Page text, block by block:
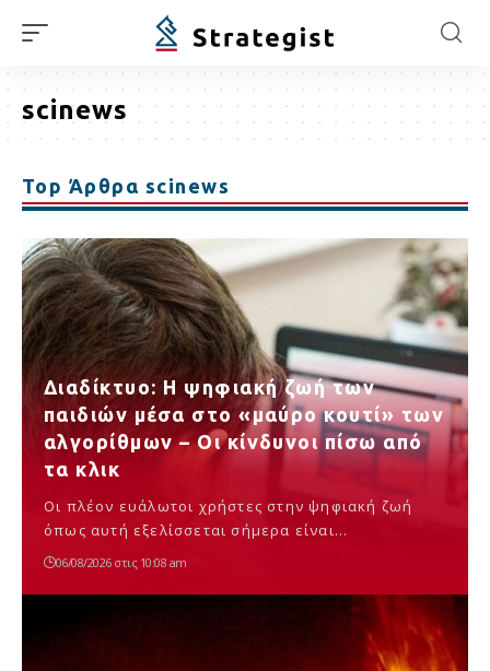
scinews
Top Άρθρα scinews
Διαδίκτυο: Η ψηφιακή ζωή των
παιδιών μέσα στο «μαύρο κουτί» των
αλγορίθμων – Οι κίνδυνοι πίσω από
τα κλικ
Οι πλέον ευάλωτοι χρήστες στην ψηφιακή ζωή
όπως αυτή εξελίσσεται σήμερα είναι…
06/08/2026 στις 10:08 am